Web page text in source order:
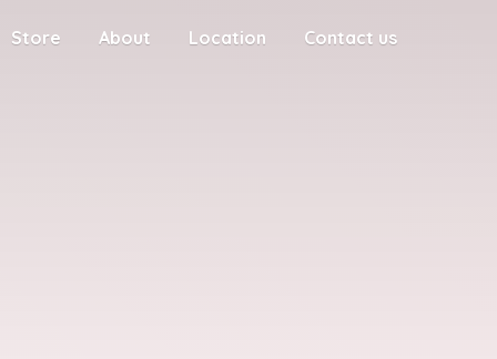
Store About Location Contact us